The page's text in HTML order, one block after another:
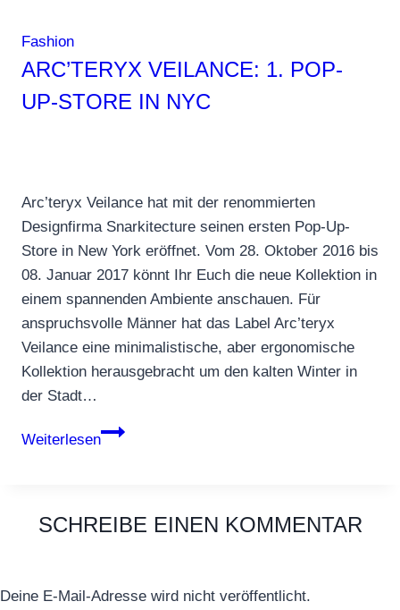
Fashion
ARC’TERYX VEILANCE: 1. POP-
UP-STORE IN NYC
Arc’teryx Veilance hat mit der renommierten
Designfirma Snarkitecture seinen ersten Pop-Up-
Store in New York eröffnet. Vom 28. Oktober 2016 bis
08. Januar 2017 könnt Ihr Euch die neue Kollektion in
einem spannenden Ambiente anschauen. Für
anspruchsvolle Männer hat das Label Arc’teryx
Veilance eine minimalistische, aber ergonomische
Kollektion herausgebracht um den kalten Winter in
der Stadt…
Weiterlesen
Arc’teryx
Up-
NYC
SCHREIBE EINEN KOMMENTAR
Deine E-Mail-Adresse wird nicht veröffentlicht.